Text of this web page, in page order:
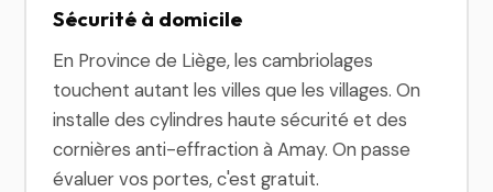
Sécurité à domicile
En Province de Liège, les cambriolages
touchent autant les villes que les villages. On
installe des cylindres haute sécurité et des
cornières anti-effraction à Amay. On passe
évaluer vos portes, c'est gratuit.